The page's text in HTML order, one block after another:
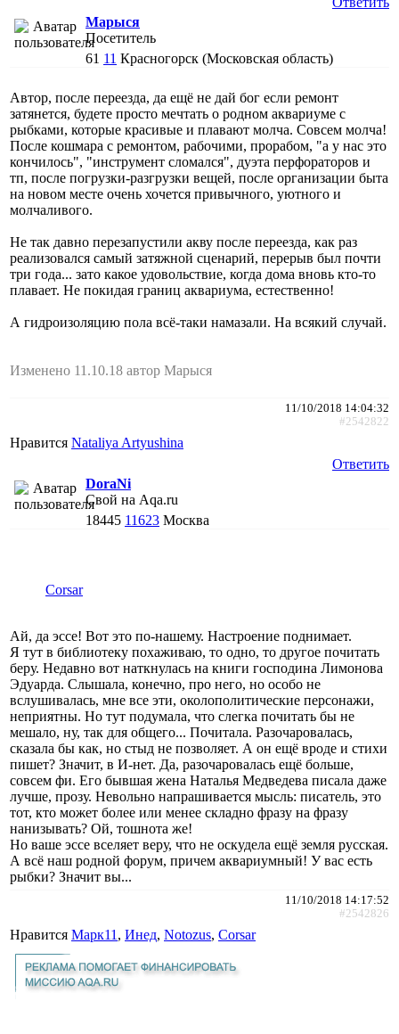
Марыся
Посетитель
61 11 Красногорск (Московская область)
Автор, после переезда, да ещё не дай бог если ремонт
затянется, будете просто мечтать о родном аквариуме с
рыбками, которые красивые и плавают молча. Совсем молча!
После кошмара с ремонтом, рабочими, прорабом, "а у нас это
кончилось", "инструмент сломался", дуэта перфораторов и
тп, после погрузки-разгрузки вещей, после организации быта
на новом месте очень хочется привычного, уютного и
молчаливого.
Не так давно перезапустили акву после переезда, как раз
реализовался самый затяжной сценарий, перерыв был почти
три года... зато какое удовольствие, когда дома вновь кто-то
плавает. Не покидая границ аквариума, естественно!
А гидроизоляцию пола всё-таки намазали. На всякий случай.
Изменено 11.10.18 автор Марыся
11/10/2018 14:04:32
#2542822
Нравится Nataliya Artyushina
Ответить
DoraNi
Свой на Aqa.ru
18445 11623 Москва
Corsar
Ай, да эссе! Вот это по-нашему. Настроение поднимает.
Я тут в библиотеку похаживаю, то одно, то другое почитать
беру. Недавно вот наткнулась на книги господина Лимонова
Эдуарда. Слышала, конечно, про него, но особо не
вслушивалась, мне все эти, околополитические персонажи,
неприятны. Но тут подумала, что слегка почитать бы не
мешало, ну, так для общего... Почитала. Разочаровалась,
сказала бы как, но стыд не позволяет. А он ещё вроде и стихи
пишет? Значит, в И-нет. Да, разочаровалась ещё больше,
совсем фи. Его бывшая жена Наталья Медведева писала даже
лучше, прозу. Невольно напрашивается мысль: писатель, это
тот, кто может более или менее складно фразу на фразу
нанизывать? Ой, тошнота же!
Но ваше эссе вселяет веру, что не оскудела ещё земля русская.
А всё наш родной форум, причем аквариумный! У вас есть
рыбки? Значит вы...
11/10/2018 14:17:52
#2542826
Нравится Марк11 , Инед, Notozus, Corsar